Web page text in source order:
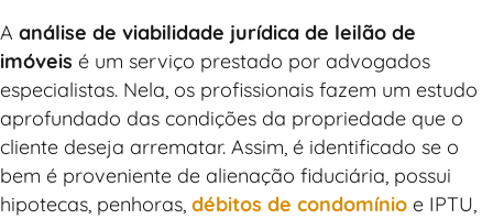
A análise de viabilidade jurídica de leilão de
imóveis é um serviço prestado por advogados
especialistas. Nela, os profissionais fazem um estudo
aprofundado das condições da propriedade que o
cliente deseja arrematar. Assim, é identificado se o
bem é proveniente de alienação fiduciária, possui
hipotecas, penhoras, débitos de condomínio e IPTU,